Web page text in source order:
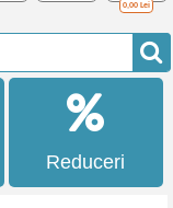
0,00 Lei
Reduceri